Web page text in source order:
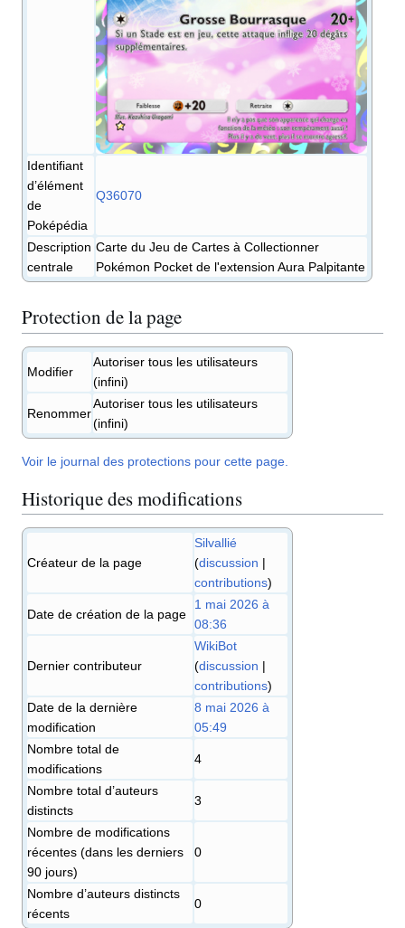
Identifiant
d’élément
de
Poképédia
Q36070
Description
centrale
Carte du Jeu de Cartes à Collectionner
Pokémon Pocket de l'extension Aura Palpitante
Protection de la page
Modifier
Autoriser tous les utilisateurs
(infini)
Renommer
Autoriser tous les utilisateurs
(infini)
Voir le journal des protections pour cette page.
Historique des modifications
Créateur de la page
Silvallié
(discussion |
contributions)
Date de création de la page
1 mai 2026 à
08:36
Dernier contributeur
WikiBot
(discussion |
contributions)
Date de la dernière
modification
8 mai 2026 à
05:49
Nombre total de
modifications
4
Nombre total d’auteurs
distincts
3
Nombre de modifications
récentes (dans les derniers
90 jours)
0
Nombre d’auteurs distincts
récents
0